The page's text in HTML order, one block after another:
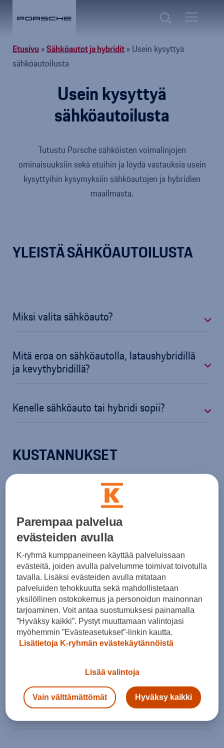
Etusivu»Sähköautot ja hybridit»Usein kysyttyä
sähköautoilusta
Usein kysyttyä
sähköautoilusta
Tutustu Porsche sähköisten voimalinjojen
ominaisuuksiin sekä etuihin ja löydä vastauksia usein
kysyttyihin kysymyksiin sähköautojen ja hybridien
maailmasta.
YLEISTÄ SÄHKÖAUTOILUSTA
Miksi valita sähköauto?
Mitä eroa on sähköautolla, lataushybridillä
ja kevythybridillä?
Kenelle sähköauto tai hybridi sopii?
KUSTANNUKSET
Onko sähköauto halvempi ajaa kuin
polttomoottoriauto?
Mitä sähköauton autovero maksaa?
Kuinka paljon sähköauton huolto maksaa?
Kuinka paljon sähköauton katsastus
Millaisten osien kulumista on
odotettavissa?
Parempaa palvelua
evästeiden avulla
K-ryhmä kumppaneineen käyttää palveluissaan
evästeitä, joiden avulla palvelumme toimivat toivotulla
tavalla. Lisäksi evästeiden avulla mitataan
palveluiden tehokkuutta sekä mahdollistetaan
yksilöllinen ostokokemus ja personoidun mainonnan
tarjoaminen. Voit antaa suostumuksesi painamalla
”Hyväksy kaikki”. Pystyt muuttamaan valintojasi
myöhemmin ”Evästeasetukset”-linkin kautta.
Lisätietoja K-ryhmän evästekäytännöistä
Lisää valintoja
Vain välttämättömät Hyväksy kaikki